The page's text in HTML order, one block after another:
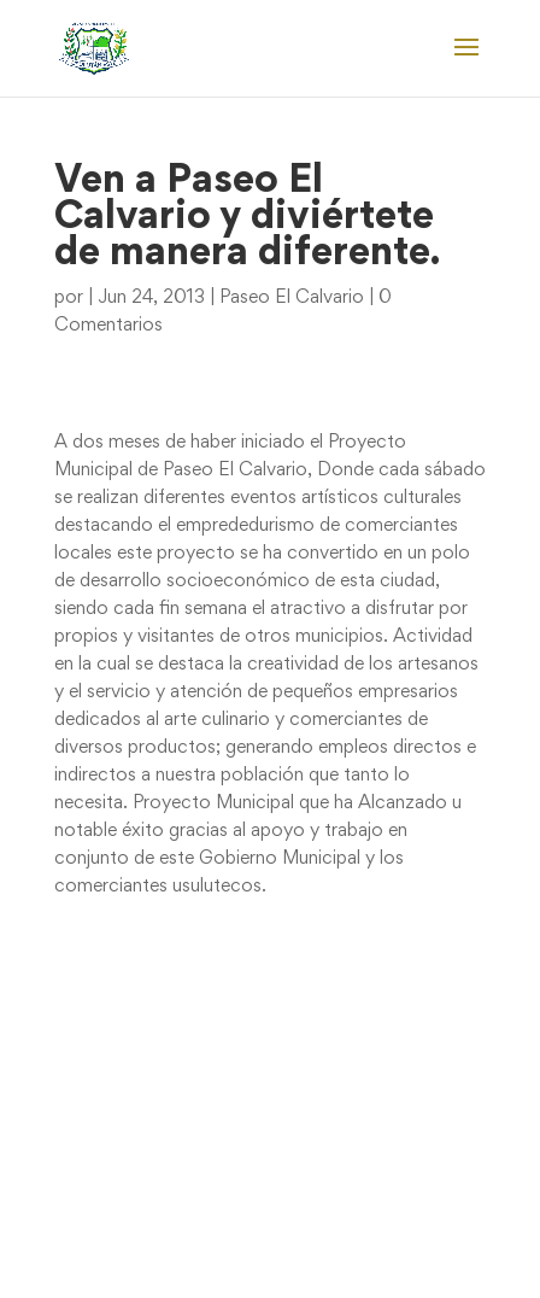
Ven a Paseo El
Calvario y diviértete
de manera diferente.
por Jun 24, 2013 Paseo El Calvario
0
Comentarios
A dos meses de haber iniciado el Proyecto
Municipal de Paseo El Calvario, Donde cada sábado
se realizan diferentes eventos artísticos culturales
destacando el emprededurismo de comerciantes
locales este proyecto se ha convertido en un polo
de desarrollo socioeconómico de esta ciudad,
siendo cada fin semana el atractivo a disfrutar por
propios y visitantes de otros municipios. Actividad
en la cual se destaca la creatividad de los artesanos
y el servicio y atención de pequeños empresarios
dedicados al arte culinario y comerciantes de
diversos productos; generando empleos directos e
indirectos a nuestra población que tanto lo
necesita. Proyecto Municipal que ha Alcanzado u
notable éxito gracias al apoyo y trabajo en
conjunto de este Gobierno Municipal y los
comerciantes usulutecos.